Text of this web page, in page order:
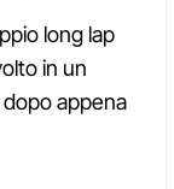
long lap
in un
appena